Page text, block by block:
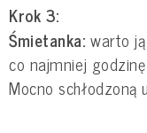
Krok 3:
Śmietanka:warto
co najmniej
Mocno